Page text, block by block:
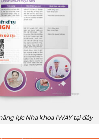
lực Nha khoa IWAY tại đây